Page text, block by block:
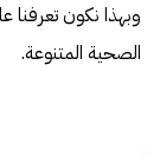
وبهذا نكون تعرفنا
الصحية المتنوعة.